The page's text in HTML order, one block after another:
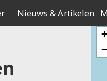
biersite van Nederland
Nieuws & Artikelen